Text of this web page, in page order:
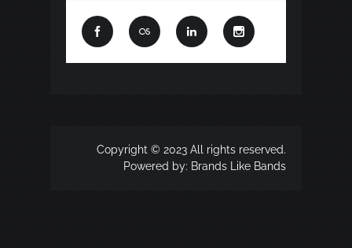
Copyright © 2023 All rights reserved.
Powered by: Brands Like Bands